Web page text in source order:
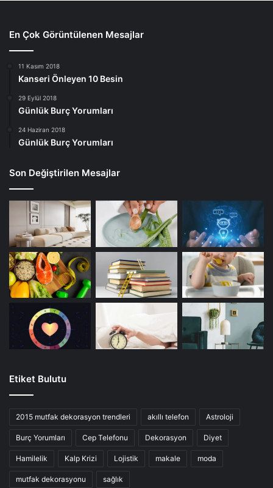
En Çok Görüntülenen Mesajlar
11 Kasım 2018
Kanseri Önleyen 10 Besin
29 Eylül 2018
Günlük Burç Yorumları
24 Haziran 2018
Günlük Burç Yorumları
Son Değiştirilen Mesajlar
Etiket Bulutu
2015 mutfak dekorasyon trendleri akıllı telefon Astroloji
Burç Yorumları Cep Telefonu Dekorasyon Diyet
Hamilelik Kalp Krizi Lojistik makale moda
mutfak dekorasyonu sağlık